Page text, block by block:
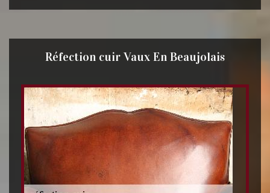
Réfection cuir Vaux En Beaujolais